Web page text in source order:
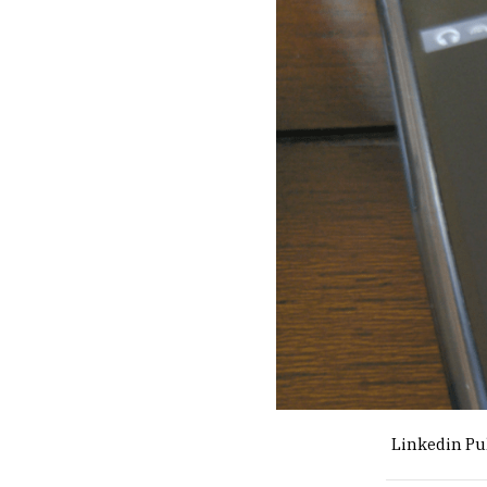
Linkedin